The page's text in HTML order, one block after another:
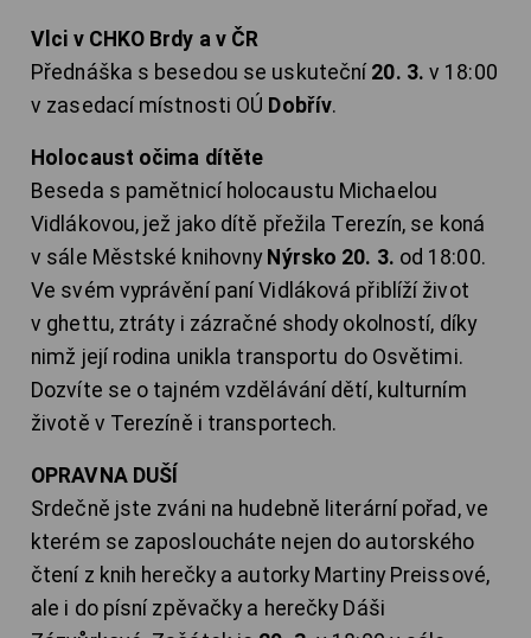
Vlci v CHKO Brdy a v ČR
Přednáška s besedou se uskuteční 20. 3. v 18:00
v zasedací místnosti OÚ Dobřív.
Holocaust očima dítěte
Beseda s pamětnicí holocaustu Michaelou
Vidlákovou, jež jako dítě přežila Terezín, se koná
v sále Městské knihovny Nýrsko 20. 3. od 18:00.
Ve svém vyprávění paní Vidláková přiblíží život
v ghettu, ztráty i zázračné shody okolností, díky
nimž její rodina unikla transportu do Osvětimi.
Dozvíte se o tajném vzdělávání dětí, kulturním
životě v Terezíně i transportech.
OPRAVNA DUŠÍ
Srdečně jste zváni na hudebně literární pořad, ve
kterém se zaposloucháte nejen do autorského
čtení z knih herečky a autorky Martiny Preissové,
ale i do písní zpěvačky a herečky Dáši